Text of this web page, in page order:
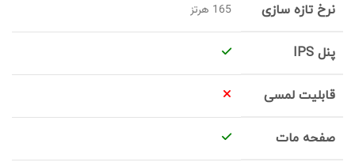
نرخ تازه سازی 165 هرتز
پنل IPS
قابلیت لمسی
صفحه مات